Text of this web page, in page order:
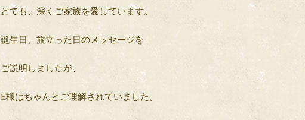
とても、深くご家族を愛しています。
誕生日、旅立った日のメッセージを
ご説明しましたが、
E様はちゃんとご理解されていました。